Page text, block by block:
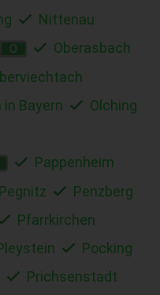
Nittenau
O
Oberasbach
Bayern
Olching
Pappenheim
Pegnitz
Penzberg
Pfarrkirchen
Pocking
Prichsenstadt